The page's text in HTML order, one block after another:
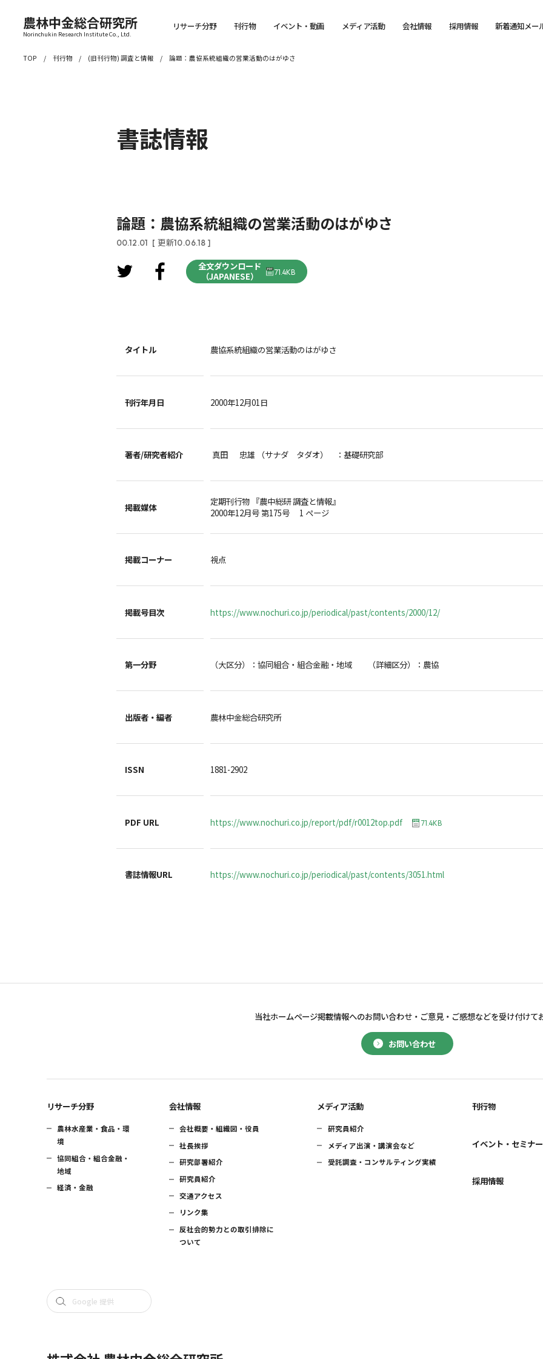
農林中金総合研究所
Norinchukin Research Institute Co., Ltd.
リサーチ分野 刊行物 イベント・動画 メディア活動 会社情報 採用情報 新着通知メー
TOP 刊行物 (旧刊行物) 調査と情報 論題：農協系統組織の営業活動のはがゆさ
書誌情報
論題：農協系統組織の営業活動のはがゆさ
00.12.01 [ 更新10.06.18 ]
全文ダウンロード
（JAPANESE）
71.4KB
タイトル 農協系統組織の営業活動のはがゆさ
刊行年月日 2000年12月01日
著者/研究者紹介 真田 忠雄 （サナダ タダオ） ：基礎研究部
掲載媒体
定期刊行物 『農中総研 調査と情報』
2000年12月号 第175号 1 ページ
掲載コーナー 視点
掲載号目次 https://www.nochuri.co.jp/periodical/past/contents/2000/12/
第一分野 （大区分）：協同組合・組合金融・地域 （詳細区分）：農協
出版者・編者 農林中金総合研究所
ISSN 1881-2902
PDF URL https://www.nochuri.co.jp/report/pdf/r0012top.pdf 71.4KB
書誌情報URL https://www.nochuri.co.jp/periodical/past/contents/3051.html
お問い合わせ
当社ホームページ掲載情報へのお問い合わせ・ ご意見・ご感想などを受け付けて
リサーチ分野
農林水産業・食品・環
境
協同組合・組合金融・
地域
経済・金融
会社情報
会社概要・組織図・役員
社長挨拶
研究部署紹介
研究員紹介
交通アクセス
リンク集
反社会的勢力との取引排除に
ついて
メディア活動
研究員紹介
メディア出演・講演会など
受託調査・コンサルティング実績
刊行物
イベント・セミナー
採用情報